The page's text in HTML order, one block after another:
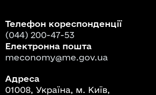
Телефон кореспонденції
(044) 200-47-53
Електронна пошта
meconomy@me.gov.ua
Адреса
01008, Україна, м. Київ,